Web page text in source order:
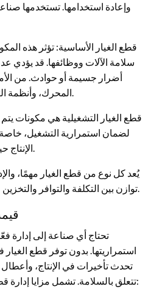
وإعادة استخدامها. تستخدمها
قطع الغيار الأساسية: تؤثر هذه
سلامة الآلات ووظائفها. قد يؤدي
أضرار جسيمة أو حوادث. من
المحرك، وأنظمة التحكم، وأجهزة السلامة.
قطع الغيار التشغيلية هي مكونات يتم
لضمان استمرارية التشغيل،
الإنتاج حيث يكون التوقف مكلفًا.
يُعد كل نوع من قطع الغيار مهمًا،
توازن بين التكلفة والتوافر والتخزين لتلبية متطلبات الصيانة.
تحتاج أي صناعة إلى إدارة
استمراريتها. بدون توفر قطع
تحدث تأخيرات في الإنتاج،
تتعلق بالسلامة. تشمل مزايا إدارة قطع الغيار المهمة ما يلي: